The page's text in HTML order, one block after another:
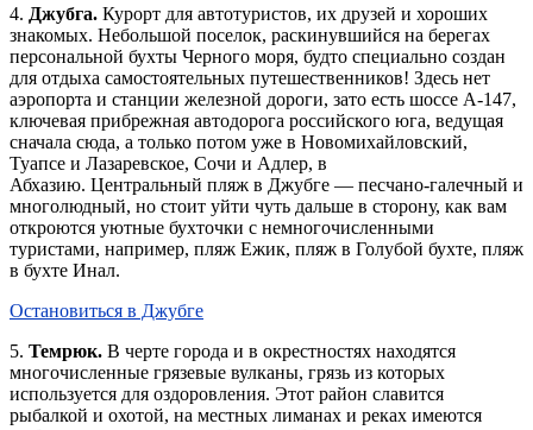
4. Джубга. Курорт для автотуристов, их друзей и хороших
знакомых. Небольшой поселок, раскинувшийся на берегах
персональной бухты Черного моря, будто специально создан
для отдыха самостоятельных путешественников! Здесь нет
аэропорта и станции железной дороги, зато есть шоссе А-147,
ключевая прибрежная автодорога российского юга, ведущая
сначала сюда, а только потом уже в Новомихайловский,
Туапсе и Лазаревское, Сочи и Адлер, в
Абхазию. Центральный пляж в Джубге — песчано-галечный и
многолюдный, но стоит уйти чуть дальше в сторону, как вам
откроются уютные бухточки с немногочисленными
туристами, например, пляж Ежик, пляж в Голубой бухте, пляж
в бухте Инал.
Остановиться в Джубге
5. Темрюк. В черте города и в окрестностях находятся
многочисленные грязевые вулканы, грязь из которых
используется для оздоровления. Этот район славится
рыбалкой и охотой, на местных лиманах и реках имеются